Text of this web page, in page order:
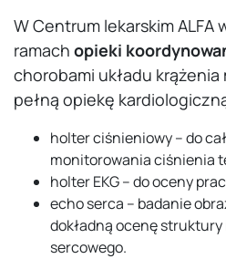
W Centrum lekarskim ALFA
ramach opieki
chorobami układu
pełną opiekę
holter ciśnieniowy – do
monitorowania ciśnienia
holter EKG – do oceny
echo serca – badanie
dokładną ocenę
sercowego.